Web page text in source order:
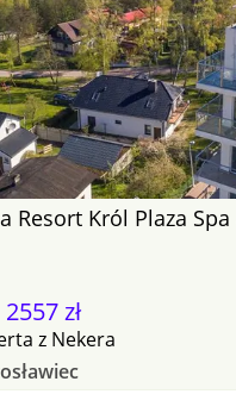
Resort Król Plaza
2557 zł
z Nekera